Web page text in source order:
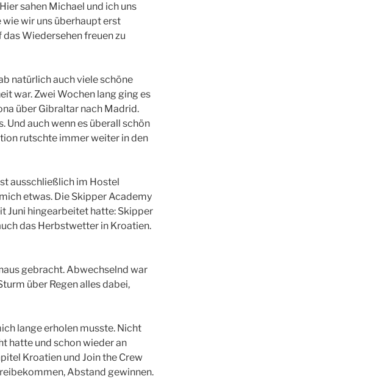
sahen Michael und ich uns
wir uns überhaupt erst
das Wiedersehen freuen zu
natürlich auch viele schöne
war. Zwei Wochen lang ging es
über Gibraltar nach Madrid.
Und auch wenn es überall schön
rutschte immer weiter in den
ausschließlich im Hostel
etwas. Die Skipper Academy
Juni hingearbeitet hatte: Skipper
das Herbstwetter in Kroatien.
gebracht. Abwechselnd war
über Regen alles dabei,
lange erholen musste. Nicht
hatte und schon wieder an
Kroatien und Join the Crew
Abstand gewinnen.